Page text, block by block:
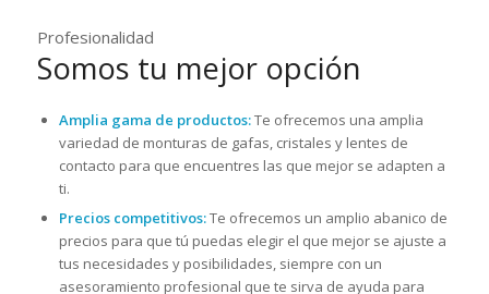
Profesionalidad
Somos tu mejor opción
Amplia gama de productos:Te ofrecemos una amplia
variedad de monturas de gafas, cristales y lentes de
contacto para que encuentres las que mejor se adapten a
ti.
Precios competitivos:Te ofrecemos un amplio abanico de
precios para que tú puedas elegir el que mejor se ajuste a
tus necesidades y posibilidades, siempre con un
asesoramiento profesional que te sirva de ayuda para